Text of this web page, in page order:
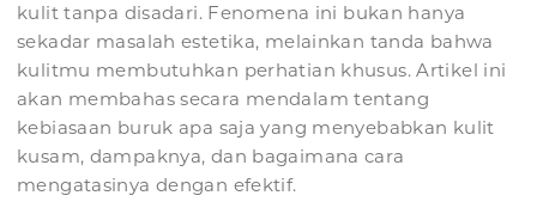
kulit tanpa disadari. Fenomena ini bukan hanya
sekadar masalah estetika, melainkan tanda bahwa
kulitmu membutuhkan perhatian khusus. Artikel ini
akan membahas secara mendalam tentang
kebiasaan buruk apa saja yang menyebabkan kulit
kusam, dampaknya, dan bagaimana cara
mengatasinya dengan efektif.